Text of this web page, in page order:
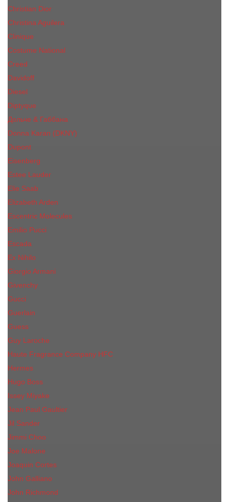
Christian Dior
Christina Aguilera
Сliniquе
Costume National
Creed
Davidoff
Diesel
Diptyque
Дольче & Габбана
Donna Karan (DKNY)
Dupont
Eisenberg
Еsteе Lаudеr
Elie Saab
Elizabeth Arden
Escentric Molecules
Emilio Pucci
Escada
Ex Nihilo
Giorgio Armani
Givenchy
Gucci
Guerlain
Guess
Guy Laroche
Haute Fragrance Company HFC
Hermes
Hugo Boss
Issey Miyake
Jean Paul Gaultier
Jil Sander
Jimmi Choo
Jое Malоnе
Joaquin Cortes
John Galliano
John Richmond